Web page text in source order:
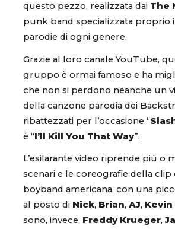
questo pezzo, realizzata dai The
punk band specializzata proprio
parodie di ogni genere.
Grazie al loro canale YouTube,
gruppo è ormai famoso e ha
che non si perdono neanche un
della canzone parodia dei
ribattezzati per l’occasione “
è “I’ll Kill You That Way”.
L’esilarante video riprende più o
scenari e le coreografie della clip
boyband americana, con una
al posto di Nick, Brian, AJ, Kevin
sono, invece, Freddy Krueger,